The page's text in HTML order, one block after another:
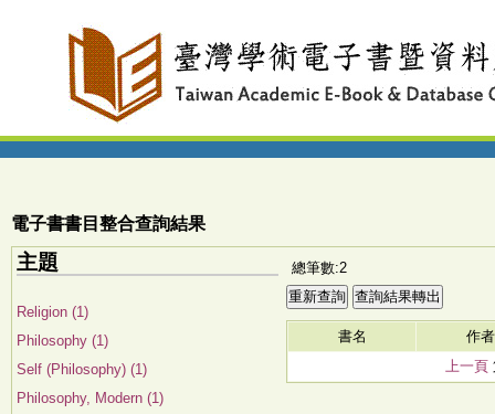
電子書書目整合查詢結果
主題
Religion (1)
Philosophy (1)
Self (Philosophy) (1)
Philosophy, Modern (1)
總筆數:2
書名
作者
上一頁